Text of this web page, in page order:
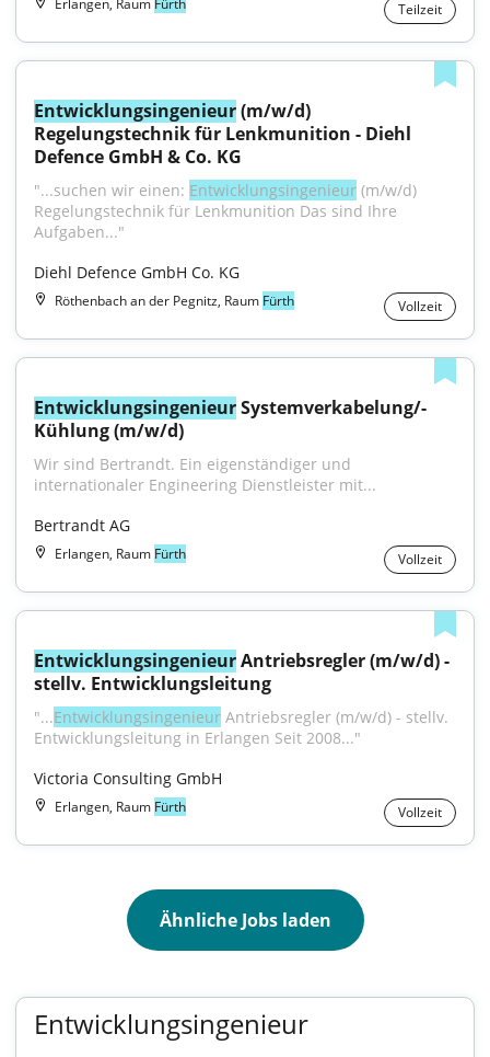
Erlangen, Raum Fürth Teilzeit
Entwicklungsingenieur (m/w/d)
Regelungstechnik für Lenkmunition - Diehl
Defence GmbH & Co. KG
"...suchen wir einen: Entwicklungsingenieur (m/w/d)
Regelungstechnik für Lenkmunition Das sind Ihre
Aufgaben..."
Diehl Defence GmbH Co. KG
Röthenbach an der Pegnitz, Raum Fürth Vollzeit
Entwicklungsingenieur Systemverkabelung/-
Kühlung (m/w/d)
Wir sind Bertrandt. Ein eigenständiger und
internationaler Engineering Dienstleister mit...
Bertrandt AG
Erlangen, Raum Fürth Vollzeit
Entwicklungsingenieur Antriebsregler (m/w/d) -
stellv. Entwicklungsleitung
"...Entwicklungsingenieur Antriebsregler (m/w/d) - stellv.
Entwicklungsleitung in Erlangen Seit 2008..."
Victoria Consulting GmbH
Erlangen, Raum Fürth Vollzeit
Ähnliche Jobs laden
Entwicklungsingenieur